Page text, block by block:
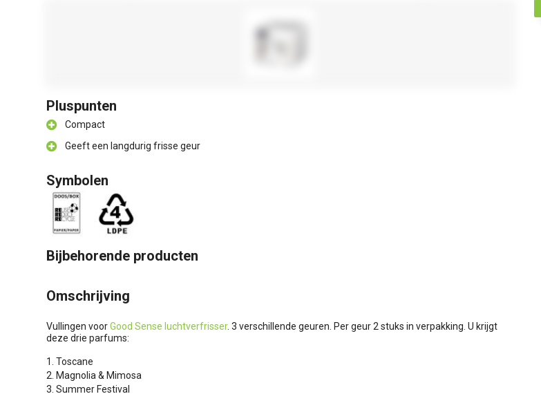
Pluspunten
Compact
Geeft een langdurig frisse geur
Symbolen
Bijbehorende producten
Omschrijving
Vullingen voorGood Sense luchtverfrisser. 3 verschillende geuren. Per geur 2 stuks in verpakking. U krijgt
deze drie parfums:
1. Toscane
2. Magnolia & Mimosa
3. Summer Festival